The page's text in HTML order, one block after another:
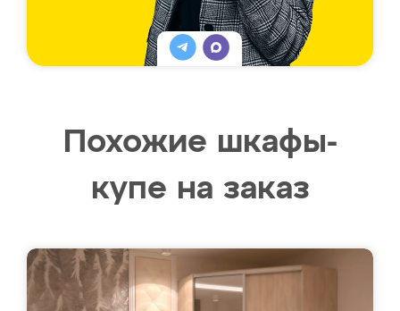
Похожие шкафы-
купе на заказ